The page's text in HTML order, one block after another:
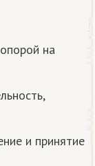
на
и принятие